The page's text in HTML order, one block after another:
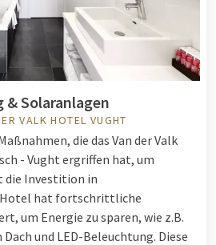
& Solaranlagen
VALK HOTEL VUGHT
die das Van der Valk
- Vught ergriffen hat, um
die Investition in
Hotel hat fortschrittliche
um Energie zu sparen, wie z.B.
und LED-Beleuchtung. Diese